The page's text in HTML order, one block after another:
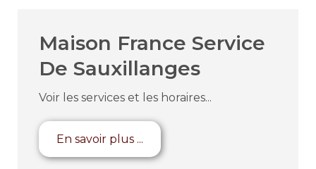
Maison France Service
De Sauxillanges
Voir les services et les horaires...
En savoir plus ...